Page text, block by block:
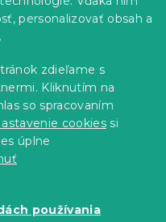
personalizovať obsah a
zdieľame s
Kliknutím na
so spracovaním
cookies si
úplne
používania